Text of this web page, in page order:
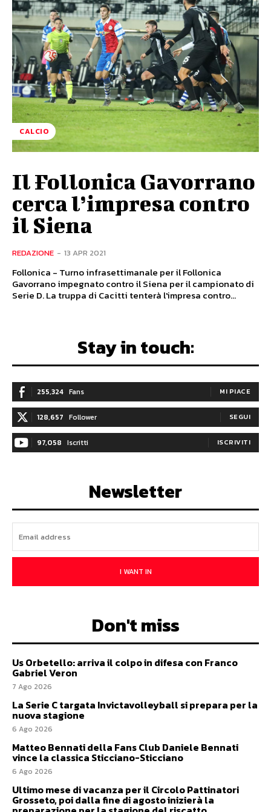
CALCIO
Il Follonica Gavorrano
cerca l’impresa contro
il Siena
REDAZIONE - 13 APR 2021
Follonica - Turno infrasettimanale per il Follonica
Gavorrano impegnato contro il Siena per il campionato di
Serie D. La truppa di Cacitti tenterà l'impresa contro...
Stay in touch:
255,324 Fans MI PIACE
128,657 Follower SEGUI
97,058 Iscritti ISCRIVITI
Newsletter
I WANT IN
Don't miss
Us Orbetello: arriva il colpo in difesa con Franco
Gabriel Veron
7 Ago 2026
La Serie C targata Invictavolleyball si prepara per la
nuova stagione
6 Ago 2026
Matteo Bennati della Fans Club Daniele Bennati
vince la classica Sticciano-Sticciano
6 Ago 2026
Ultimo mese di vacanza per il Circolo Pattinatori
Grosseto, poi dalla fine di agosto inizierà la